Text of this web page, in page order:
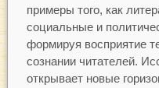
примеры того, как
социальные и
формируя восприятие
сознании читателей.
открывает новые